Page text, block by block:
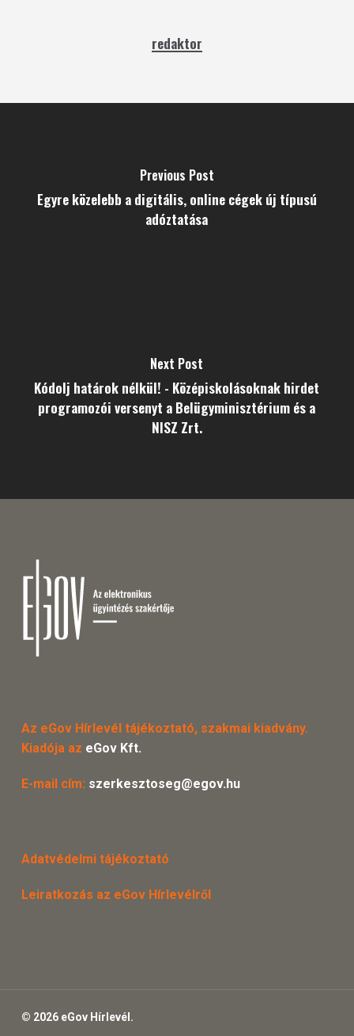
redaktor
Previous Post
Egyre közelebb a digitális, online cégek új típusú
adóztatása
Next Post
Kódolj határok nélkül! - Középiskolásoknak hirdet
programozói versenyt a Belügyminisztérium és a
NISZ Zrt.
Az eGov Hírlevél tájékoztató, szakmai kiadvány.
Kiadója az eGov Kft.
E-mail cím: szerkesztoseg@egov.hu
Adatvédelmi tájékoztató
Leiratkozás az eGov Hírlevélről
© 2026 eGov Hírlevél.